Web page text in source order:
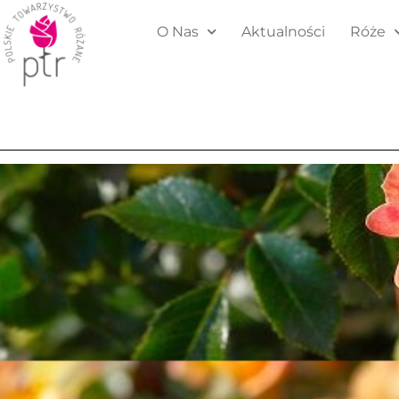
O Nas Aktualności Róże